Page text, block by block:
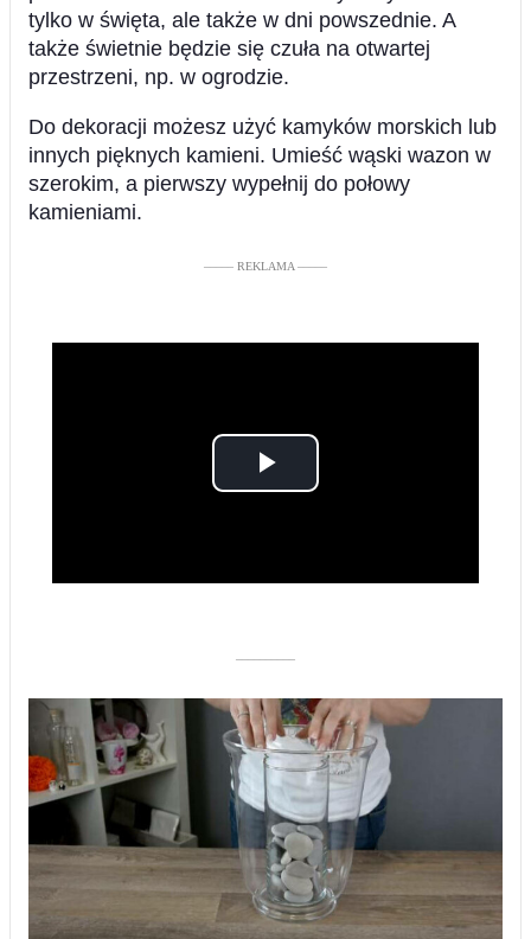
tylko w święta, ale także w dni powszednie. A
także świetnie będzie się czuła na otwartej
przestrzeni, np. w ogrodzie.
Do dekoracji możesz użyć kamyków morskich lub
innych pięknych kamieni. Umieść wąski wazon w
szerokim, a pierwszy wypełnij do połowy
kamieniami.
––––– REKLAMA –––––
Play
––––––––––